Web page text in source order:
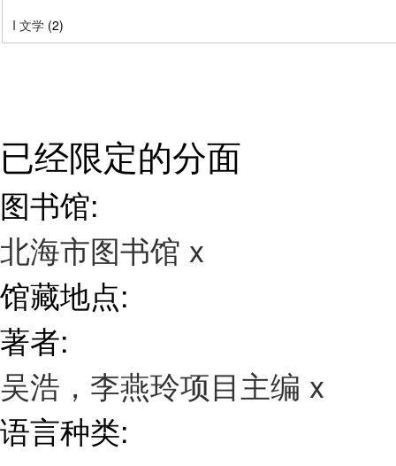
I 文学 (2)
已经限定的分面
图书馆:
北海市图书馆 x
馆藏地点:
著者:
吴浩，李燕玲项目主编 x
语言种类: